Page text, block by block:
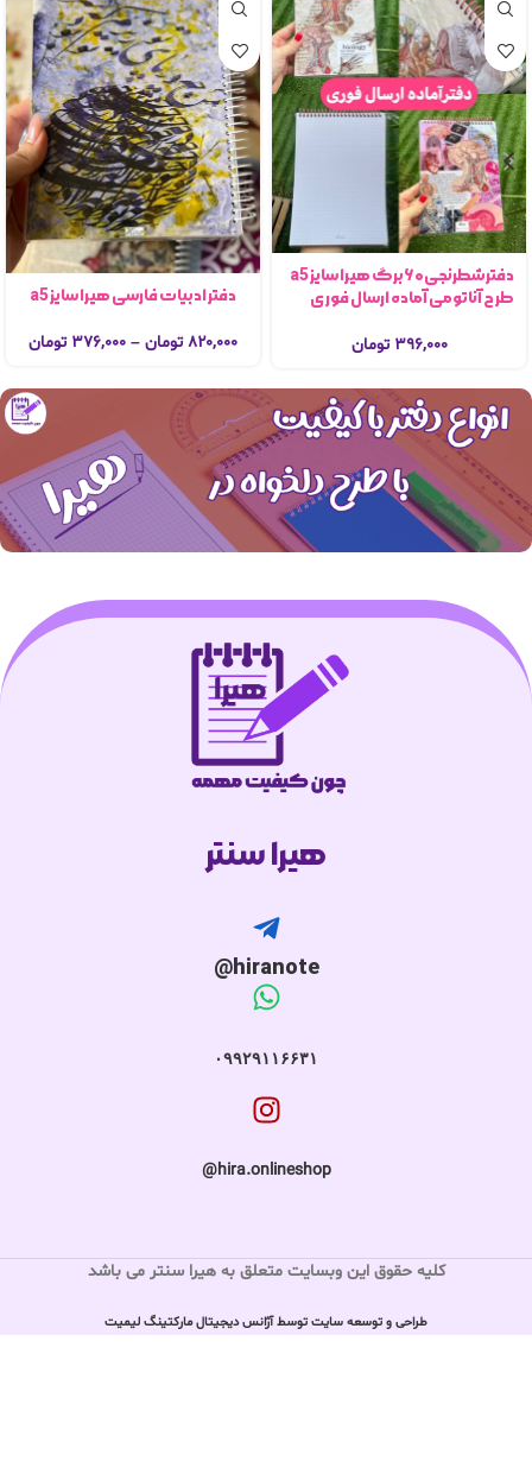
دفترشطرنجی۶۰برگ هیرا سایز a5
طرح آناتومی آماده ارسال فوری
۳۹۶,۰۰۰ تومان
دفتر ادبیات فارسی هیرا سایز a5
۸۲۰,۰۰۰ تومان – ۳۷۶,۰۰۰ تومان
هیرا سنتر
hiranote@
۰۹۹۲۹۱۱۶۶۳۱
hira.onlineshop@
کلیه حقوق این وبسایت متعلق به هیرا سنتر می باشد
طراحی و توسعه سایت توسط آژانس دیجیتال مارکتینگ لیمیت